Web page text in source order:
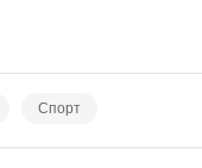
Спорт